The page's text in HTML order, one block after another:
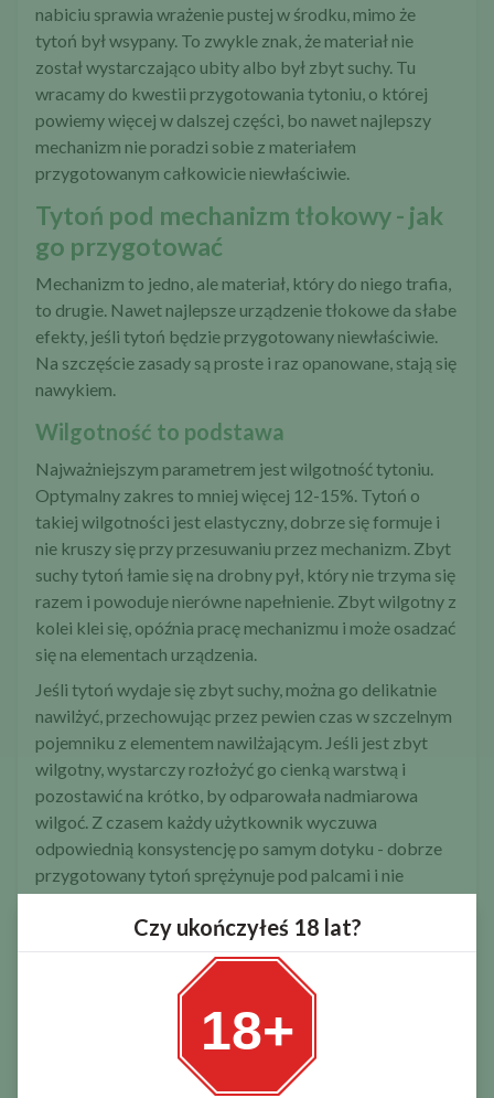
Czy ukończyłeś 18 lat?
18+
nabiciu sprawia wrażenie pustej w środku, mimo że
tytoń był wsypany. To zwykle znak, że materiał nie
został wystarczająco ubity albo był zbyt suchy. Tu
wracamy do kwestii przygotowania tytoniu, o której
powiemy więcej w dalszej części, bo nawet najlepszy
mechanizm nie poradzi sobie z materiałem
przygotowanym całkowicie niewłaściwie.
Tytoń pod mechanizm tłokowy - jak
go przygotować
Mechanizm to jedno, ale materiał, który do niego trafia,
to drugie. Nawet najlepsze urządzenie tłokowe da słabe
efekty, jeśli tytoń będzie przygotowany niewłaściwie.
Na szczęście zasady są proste i raz opanowane, stają się
nawykiem.
Wilgotność to podstawa
Najważniejszym parametrem jest wilgotność tytoniu.
Optymalny zakres to mniej więcej 12-15%. Tytoń o
takiej wilgotności jest elastyczny, dobrze się formuje i
nie kruszy się przy przesuwaniu przez mechanizm. Zbyt
suchy tytoń łamie się na drobny pył, który nie trzyma się
razem i powoduje nierówne napełnienie. Zbyt wilgotny z
kolei klei się, opóźnia pracę mechanizmu i może osadzać
się na elementach urządzenia.
Jeśli tytoń wydaje się zbyt suchy, można go delikatnie
nawilżyć, przechowując przez pewien czas w szczelnym
pojemniku z elementem nawilżającym. Jeśli jest zbyt
wilgotny, wystarczy rozłożyć go cienką warstwą i
pozostawić na krótko, by odparowała nadmiarowa
wilgoć. Z czasem każdy użytkownik wyczuwa
odpowiednią konsystencję po samym dotyku - dobrze
przygotowany tytoń sprężynuje pod palcami i nie
rozsypuje się w pył.
Stopień rozdrobnienia
Drugim istotnym parametrem jest rozdrobnienie.
Urządzenia tłokowe najlepiej współpracują z tytoniem
drobno ciętym. Krótsze, równe nitki łatwiej formują się
w komorze i równomiernie przesuwają do gilzy. Zbyt
długie i grube włókna mogą się zaplątywać, tworzyć